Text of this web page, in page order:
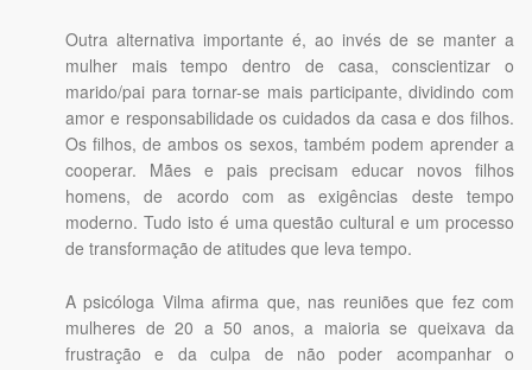
Outra alternativa importante é, ao invés de se manter a
mulher mais tempo dentro de casa, conscientizar o
marido/pai para tornar-se mais participante, dividindo com
amor e responsabilidade os cuidados da casa e dos filhos.
Os filhos, de ambos os sexos, também podem aprender a
cooperar. Mães e pais precisam educar novos filhos
homens, de acordo com as exigências deste tempo
moderno. Tudo isto é uma questão cultural e um processo
de transformação de atitudes que leva tempo.
A psicóloga Vilma afirma que, nas reuniões que fez com
mulheres de 20 a 50 anos, a maioria se queixava da
frustração e da culpa de não poder acompanhar o